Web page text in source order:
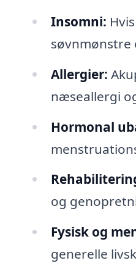
Insomni:
søvnmønstre
Allergier:
næseallergi
Hormonal
og
Fysisk og
generelle